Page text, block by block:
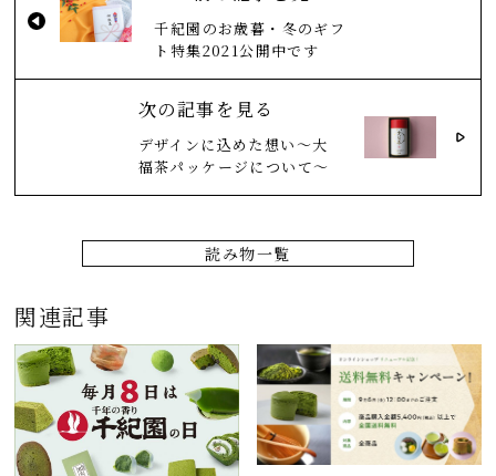
千紀園のお歳暮・冬のギフ
ト特集2021公開中です
次の記事を見る
デザインに込めた想い～大
福茶パッケージについて～
読み物一覧
関連記事